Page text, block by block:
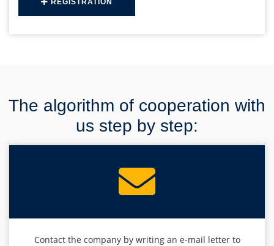
The algorithm of cooperation with
us step by step:
Contact the company by writing an e-mail letter to